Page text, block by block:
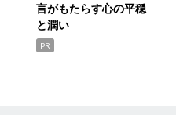
言がもたらす心の平穏
と潤い
PR